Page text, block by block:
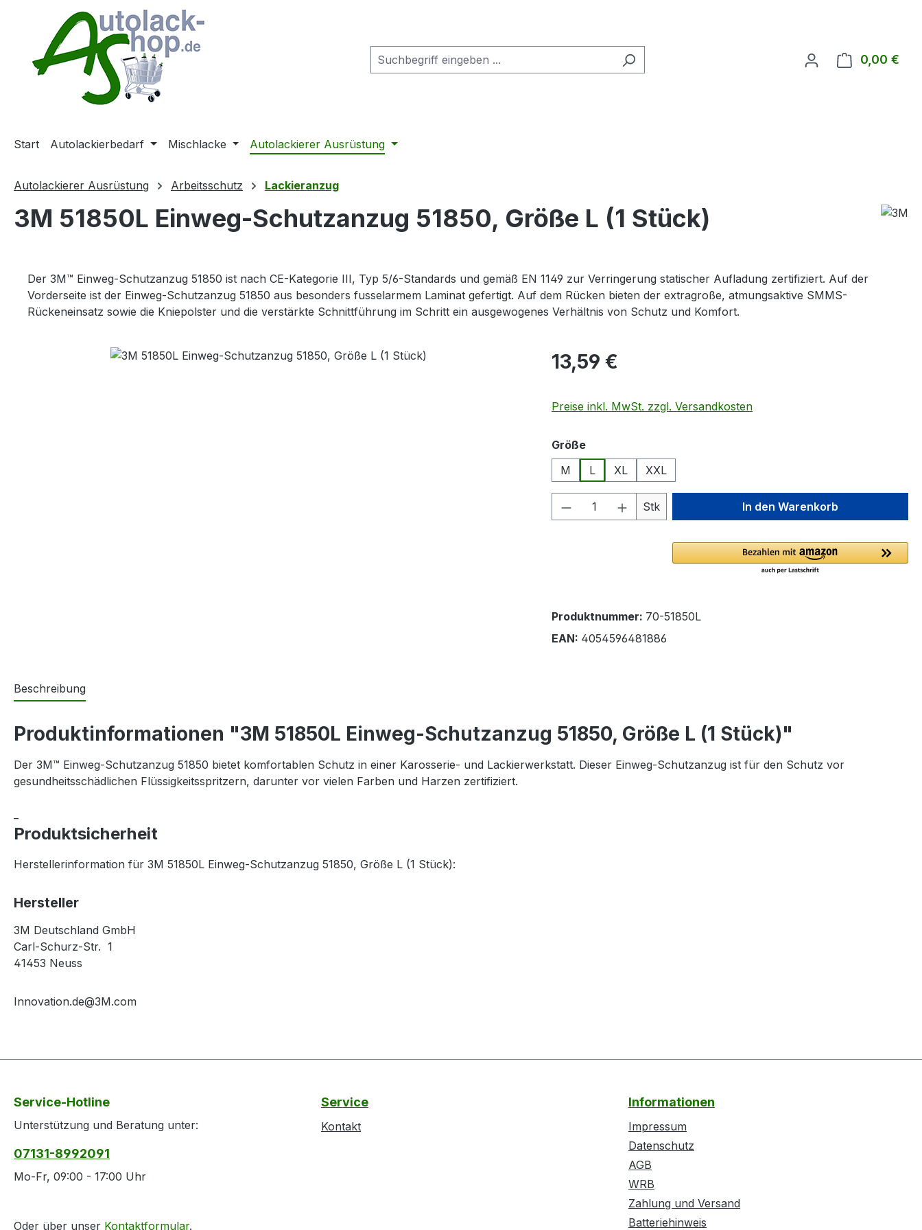
Hauptinhalt springen
Zur Suche springen
Zur Hauptnavigation springen
0,00 €
Start Autolackierbedarf Mischlacke Autolackierer Ausrüstung
Autolackierer Ausrüstung Arbeitsschutz Lackieranzug
3M 51850L Einweg-Schutzanzug 51850, Größe L (1 Stück)
Der 3M™ Einweg-Schutzanzug 51850 ist nach CE-Kategorie III, Typ 5/6-Standards und gemäß EN 1149 zur Verringerung statischer Aufladung zertifiziert. Auf der
Vorderseite ist der Einweg-Schutzanzug 51850 aus besonders fusselarmem Laminat gefertigt. Auf dem Rücken bieten der extragroße, atmungsaktive SMMS-
Rückeneinsatz sowie die Kniepolster und die verstärkte Schnittführung im Schritt ein ausgewogenes Verhältnis von Schutz und Komfort.
Bildergalerie überspringen Regulärer Preis:
13,59 €
Preise inkl. MwSt. zzgl. Versandkosten
Größeauswählen
M
L XL XXL
Produkt Anzahl: Gib den gewünschten Wert
Stk In den Warenkorb
Produktnummer: 70-51850L
EAN: 4054596481886
Beschreibung
Produktinformationen "3M 51850L Einweg-Schutzanzug 51850, Größe L (1 Stück)"
Der 3M™ Einweg-Schutzanzug 51850 bietet komfortablen Schutz in einer Karosserie- und Lackierwerkstatt. Dieser Einweg-Schutzanzug ist für den Schutz vor
gesundheitsschädlichen Flüssigkeitsspritzern, darunter vor vielen Farben und Harzen zertifiziert.
Produktsicherheit
Herstellerinformation für 3M 51850L Einweg-Schutzanzug 51850, Größe L (1 Stück):
Hersteller
3M Deutschland GmbH
Carl-Schurz-Str. 1
41453 Neuss
Innovation.de@3M.com
Service-Hotline
Unterstützung und Beratung unter:
07131-8992091
Mo-Fr, 09:00 - 17:00 Uhr
Oder über unser Kontaktformular.
Service
Kontakt
Informationen
Impressum
Datenschutz
AGB
WRB
Zahlung und Versand
Batteriehinweis